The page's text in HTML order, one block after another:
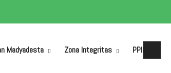
Madyadesta Zona Integritas PPID